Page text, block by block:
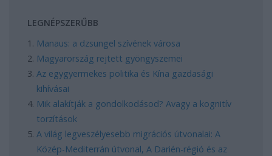
LEGNÉPSZERŰBB
Manaus: a dzsungel szívének városa
Magyarország rejtett gyöngyszemei
Az egygyermekes politika és Kína gazdasági
kihívásai
Mik alakítják a gondolkodásod? Avagy a kognitív
torzítások
A világ legveszélyesebb migrációs útvonalai: A
Közép-Mediterrán útvonal, A Darién-régió és az